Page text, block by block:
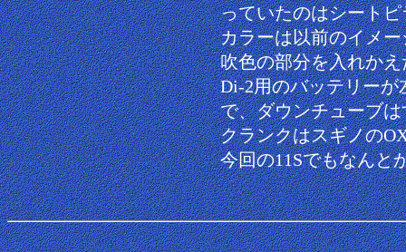
っていたのはシート
カラーは以前のイメ
吹色の部分を入れか
Di-2用のバッテリー
で、ダウンチューブ
クランクはスギノの
今回の11Sでもなんと